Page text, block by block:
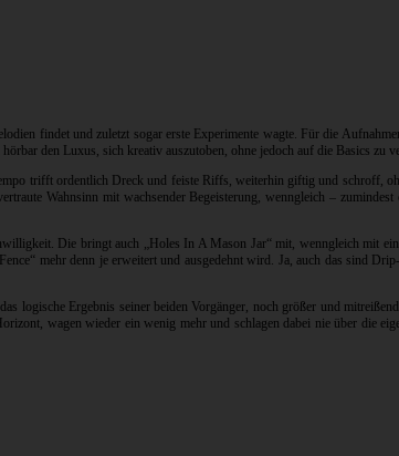
findet und zuletzt sogar erste Experimente wagte. Für die
den Luxus, sich kreativ auszutoben, ohne jedoch auf die Basics zu
trifft ordentlich Dreck und feiste Riffs, weiterhin giftig und schroff,
Wahnsinn mit wachsender Begeisterung, wenngleich –
Die bringt auch „Holes In A Mason Jar“ mit, wenngleich mit
mehr denn je erweitert und ausgedehnt wird. Ja, auch das sind
logische Ergebnis seiner beiden Vorgänger, noch größer und
wagen wieder ein wenig mehr und schlagen dabei nie über die